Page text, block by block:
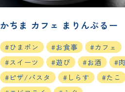
かちま カフェ まりんぶるー
#ひまポン #お食事
#カフェ
#スイーツ
#遊び #お酒
#肉
#ピザ/パスタ
#しらす
#たこ